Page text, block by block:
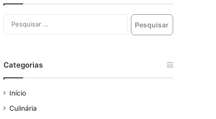
Categorias
Início
Culinária